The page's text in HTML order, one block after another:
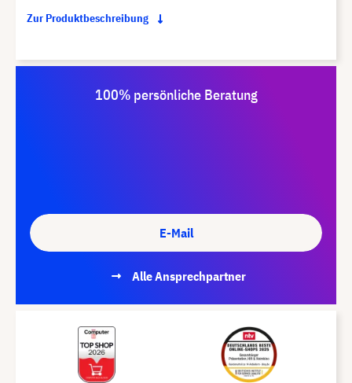
Zur Produktbeschreibung
100% persönliche Beratung
E-Mail
Alle Ansprechpartner